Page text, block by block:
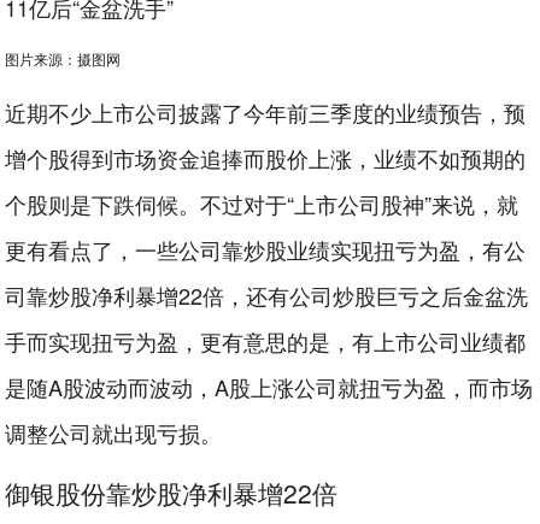
图片来源：摄图网
近期不少上市公司披露了今年前三季度的业绩预告，预
增个股得到市场资金追捧而股价上涨，业绩不如预期的
个股则是下跌伺候。不过对于“上市公司股神”来说，就
更有看点了，一些公司靠炒股业绩实现扭亏为盈，有公
司靠炒股净利暴增22倍，还有公司炒股巨亏之后金盆洗
手而实现扭亏为盈，更有意思的是，有上市公司业绩都
是随A股波动而波动，A股上涨公司就扭亏为盈，而市场
调整公司就出现亏损。
御银股份靠炒股净利暴增22倍